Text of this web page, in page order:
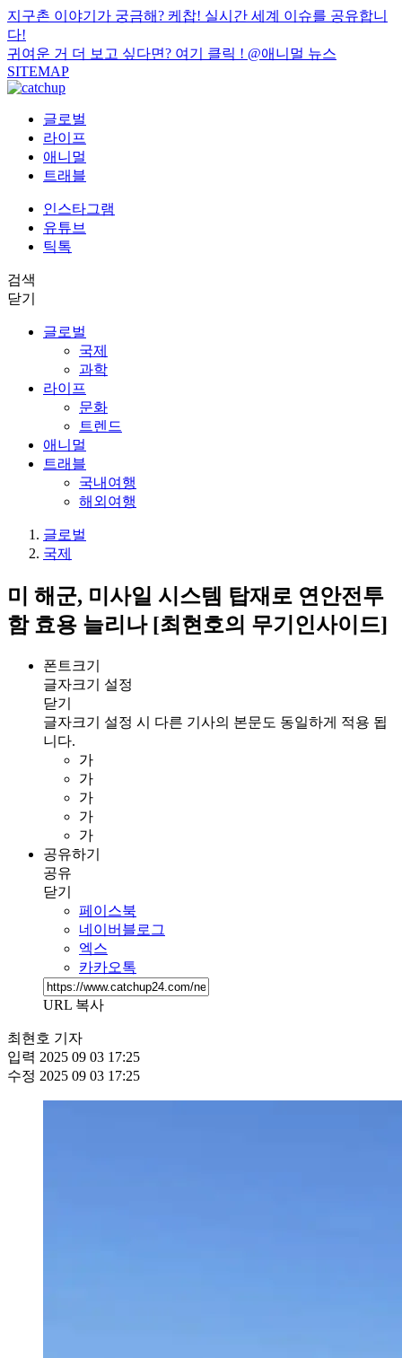
지구촌 이야기가 궁금해? 케찹! 실시간 세계 이슈를 공유합니
다!
귀여운 거 더 보고 싶다면? 여기 클릭 ! @애니멀 뉴스
SITEMAP
글로벌
라이프
애니멀
트래블
인스타그램
유튜브
틱톡
검색
닫기
글로벌
국제
과학
라이프
문화
트렌드
애니멀
트래블
국내여행
해외여행
글로벌
국제
미 해군, 미사일 시스템 탑재로 연안전투
함 효용 늘리나 [최현호의 무기인사이드]
폰트크기
글자크기 설정
닫기
글자크기 설정 시 다른 기사의 본문도 동일하게 적용 됩
니다.
가
가
가
가
가
공유하기
공유
닫기
페이스북
네이버블로그
엑스
카카오톡
URL 복사
최현호 기자
입력 2025 09 03 17:25
수정 2025 09 03 17:25